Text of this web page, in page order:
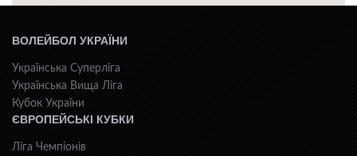
ВОЛЕЙБОЛ УКРАЇНИ
Українська Суперліга
Українська Вища Ліга
Кубок України
ЄВРОПЕЙСЬКІ КУБКИ
Ліга Чемпіонів